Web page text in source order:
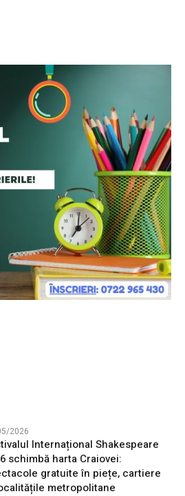
2026
Internațional Shakespeare
schimbă harta Craiovei:
gratuite în piețe, cartiere
metropolitane